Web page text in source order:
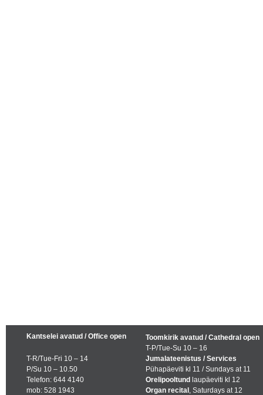
Kantselei avatud / Office open
T-R/Tue-Fri 10 – 14
P/Su 10 – 10.50
Telefon: 644 4140
mob: 528 1943
Toomkirik avatud / Cathedral open
T-P/Tue-Su 10 – 16
Jumalateenistus / Services
Pühapäeviti kl 11 / Sundays at 11
Orelipooltund laupäeviti kl 12
Organ recital , Saturdays at 12